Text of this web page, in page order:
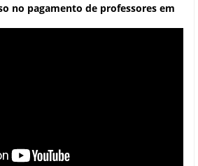
no pagamento de professores em